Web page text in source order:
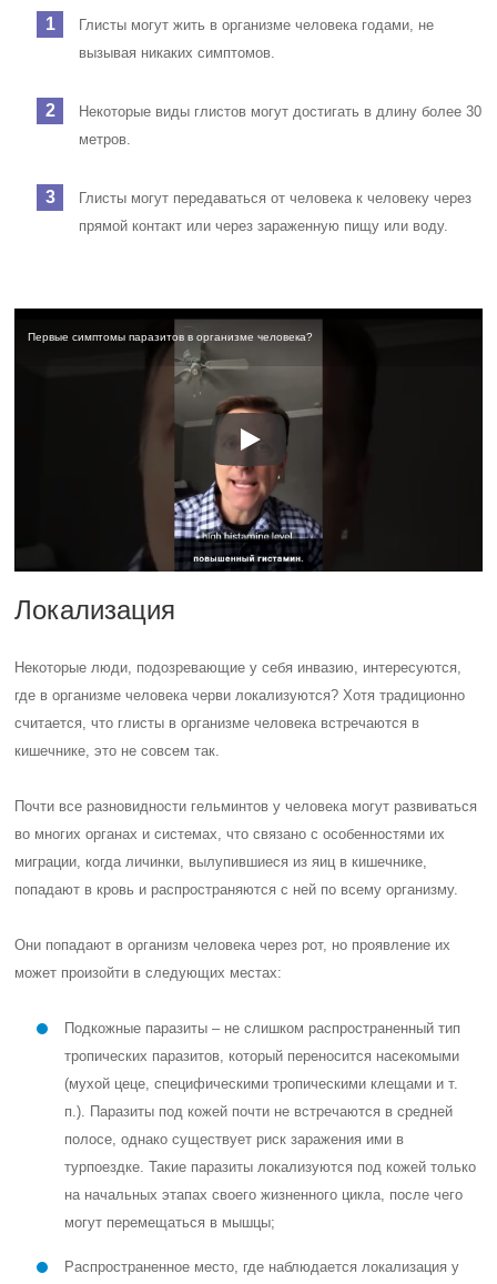
Глисты могут жить в организме человека годами, не
вызывая никаких симптомов.
Некоторые виды глистов могут достигать в длину более 30
метров.
Глисты могут передаваться от человека к человеку через
прямой контакт или через зараженную пищу или воду.
Первые симптомы паразитов в организме человека?
Локализация
Некоторые люди, подозревающие у себя инвазию, интересуются,
где в организме человека черви локализуются? Хотя традиционно
считается, что глисты в организме человека встречаются в
кишечнике, это не совсем так.
Почти все разновидности гельминтов у человека могут развиваться
во многих органах и системах, что связано с особенностями их
миграции, когда личинки, вылупившиеся из яиц в кишечнике,
попадают в кровь и распространяются с ней по всему организму.
Они попадают в организм человека через рот, но проявление их
может произойти в следующих местах:
Подкожные паразиты – не слишком распространенный тип
тропических паразитов, который переносится насекомыми
(мухой цеце, специфическими тропическими клещами и т.
п.). Паразиты под кожей почти не встречаются в средней
полосе, однако существует риск заражения ими в
турпоездке. Такие паразиты локализуются под кожей только
на начальных этапах своего жизненного цикла, после чего
могут перемещаться в мышцы;
Распространенное место, где наблюдается локализация у